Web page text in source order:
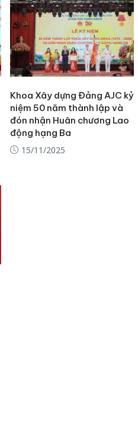
Khoa Xây dựng Đảng AJC kỷ
niệm 50 năm thành lập và
đón nhận Huân chương Lao
động hạng Ba
15/11/2025